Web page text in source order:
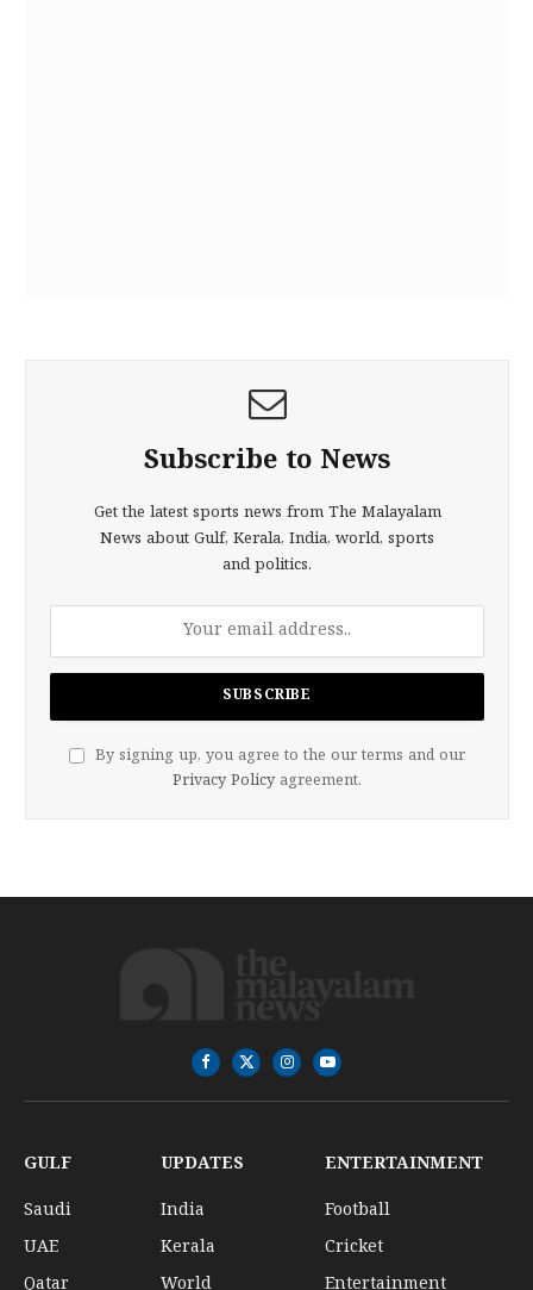
Subscribe to News
Get the latest sports news from The Malayalam
News about Gulf, Kerala, India, world, sports
and politics.
By signing up, you agree to the our terms and our
Privacy Policy agreement.
Facebook
X
(Twitter)
InstagramYouTube
GULF
Saudi
UAE
Qatar
UPDATES
India
Kerala
World
ENTERTAINMENT
Football
Cricket
Entertainment